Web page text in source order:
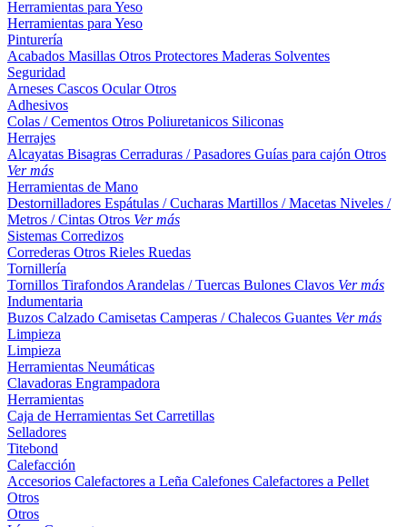
Herramientas para Yeso
Herramientas para Yeso
Pinturería
Acabados Masillas Otros Protectores Maderas Solventes
Seguridad
Arneses Cascos OcularOtros
Adhesivos
Colas / Cementos Otros Poliuretanicos Siliconas
Herrajes
Alcayatas Bisagras Cerraduras / Pasadores Guías para cajón Otros
Ver más
Herramientas de Mano
Destornilladores Espátulas / Cucharas Martillos / Macetas Niveles /
Metros / Cintas Otros Ver más
Sistemas Corredizos
Correderas Otros Rieles Ruedas
Tornillería
Tornillos Tirafondos Arandelas / Tuercas Bulones Clavos Ver más
Indumentaria
Buzos Calzado Camisetas Camperas / Chalecos Guantes Ver más
Limpieza
Limpieza
Herramientas Neumáticas
Clavadoras Engrampadora
Herramientas
Caja de Herramientas Set Carretillas
Selladores
Titebond
Calefacción
Accesorios Calefactores a Leña Calefones Calefactores a Pellet
Otros
Otros